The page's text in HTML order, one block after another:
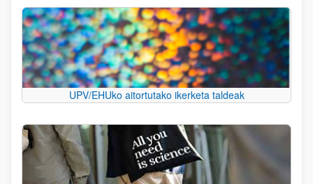
UPV/EHUko aitortutako ikerketa taldeak